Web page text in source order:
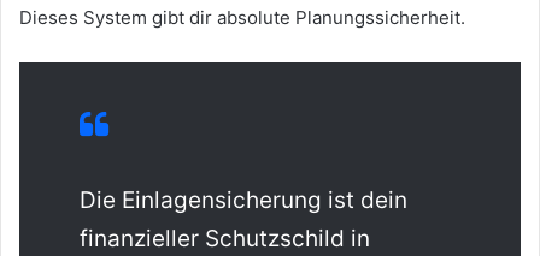
Dieses System gibt dir absolute Planungssicherheit.
Die Einlagensicherung ist dein
finanzieller Schutzschild in